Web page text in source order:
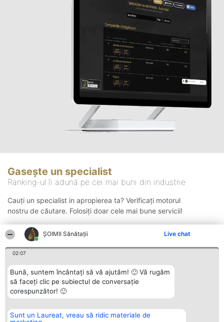
ŞOIMII Sănătații Live chat
02:07
Bună, suntem încântați să vă ajutăm! 🙂 Vă rugăm
să faceți clic pe subiectul de conversație
corespunzător! 🙂
Sunt un Laureat, vreau să ridic materiale de
Gasește un specialist
Ranking-ul îi adună pe cei mai buni din industrie
Cauți un specialist in apropierea ta? Verificați motorul
nostru de căutare. Folosiți doar cele mai bune servicii!
Organizator Ranking Plebiscyt Contact